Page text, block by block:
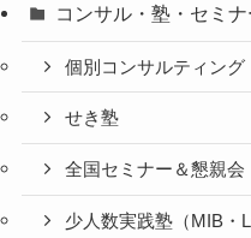
コンサル・塾・セミナ
個別コンサルティング
せき塾
全国セミナー＆懇親会
少人数実践塾（MIB・